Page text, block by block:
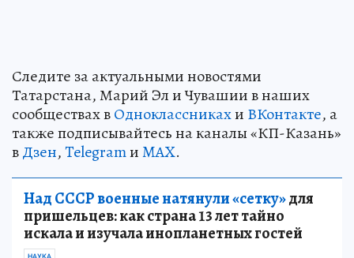
Следите за актуальными новостями
Татарстана, Марий Эл и Чувашии в наших
сообществах вОдноклассникахи ВКонтакте, а
также подписывайтесь на каналы «КП-Казань»
вДзен,TelegramиMAX.
Над СССР военные натянули «сетку»для
пришельцев: как страна 13 лет тайно
искала и изучала инопланетных гостей